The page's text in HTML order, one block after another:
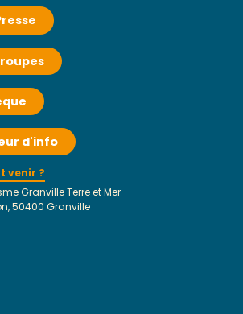
d'info
venir ?
Granville Terre et Mer
50400 Granville